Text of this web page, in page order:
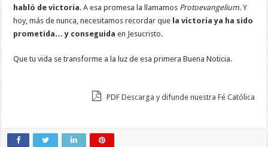
habló de victoria. A esa promesa la llamamos Protoevangelium. Y
hoy, más de nunca, necesitamos recordar que la victoria ya ha sido
prometida… y conseguida en Jesucristo.
Que tu vida se transforme a la luz de esa primera Buena Noticia.
PDF Descarga y difunde nuestra Fé Católica